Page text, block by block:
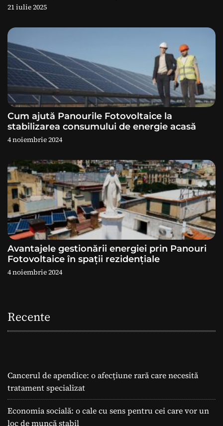
t
i
c
o
l
e
21 iulie 2025
Cum ajută Panourile Fotovoltaice la
stabilizarea consumului de energie acasă
4 noiembrie 2024
Avantajele gestionării energiei prin Panouri
Fotovoltaice în spații rezidențiale
4 noiembrie 2024
Recente
Cancerul de apendice: o afecțiune rară care necesită
tratament specializat
Economia socială: o cale cu sens pentru cei care vor un
loc de muncă stabil